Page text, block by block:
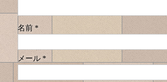
名前 *
メール *